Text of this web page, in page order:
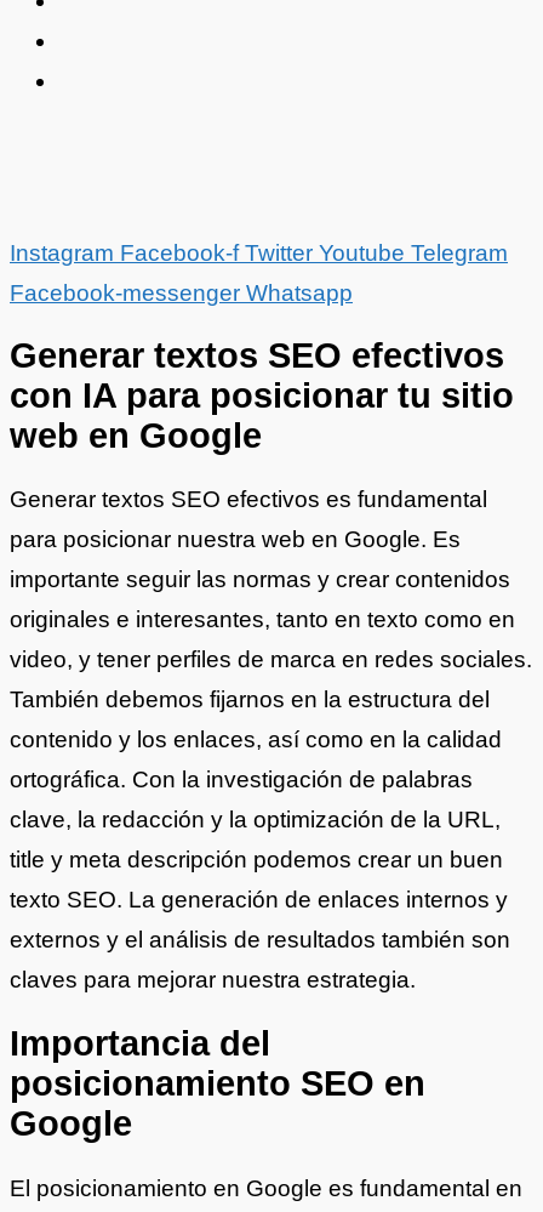
Instagram Facebook-f Twitter Youtube Telegram
Facebook-messenger Whatsapp
Generar textos SEO efectivos
con IA para posicionar tu sitio
web en Google
Generar textos SEO efectivos es fundamental
para posicionar nuestra web en Google. Es
importante seguir las normas y crear contenidos
originales e interesantes, tanto en texto como en
video, y tener perfiles de marca en redes sociales.
También debemos fijarnos en la estructura del
contenido y los enlaces, así como en la calidad
ortográfica. Con la investigación de palabras
clave, la redacción y la optimización de la URL,
title y meta descripción podemos crear un buen
texto SEO. La generación de enlaces internos y
externos y el análisis de resultados también son
claves para mejorar nuestra estrategia.
Importancia del
posicionamiento SEO en
Google
El posicionamiento en Google es fundamental en